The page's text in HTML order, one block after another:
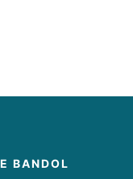
BANDOL